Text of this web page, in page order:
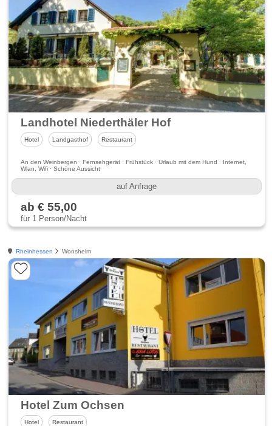
Landhotel Niederthäler Hof
Hotel Landgasthof Restaurant
An den Weinbergen · Fernsehgerät · Frühstück · Urlaub mit dem Hund · Internet,
Wlan, Wifi · Schöne Aussicht
auf Anfrage
ab € 55,00
für 1 Person/Nacht
Rheinhessen Wonsheim
Hotel Zum Ochsen
Hotel Restaurant